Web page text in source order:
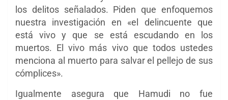
los delitos señalados. Piden que enfoquemos
nuestra investigación en «el delincuente que
está vivo y que se está escudando en los
muertos. El vivo más vivo que todos ustedes
menciona al muerto para salvar el pellejo de sus
cómplices».
Igualmente asegura que Hamudi no fue